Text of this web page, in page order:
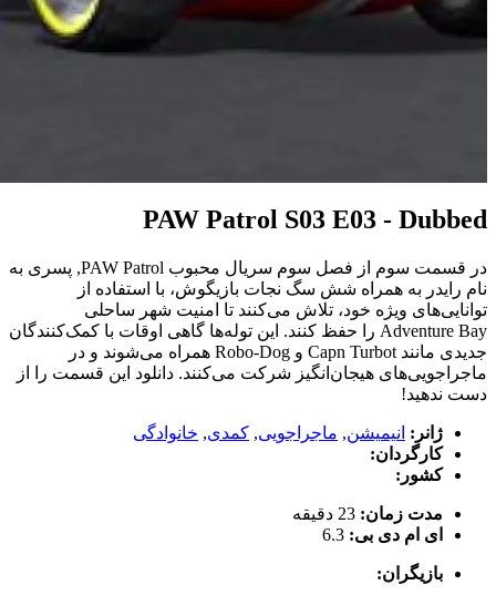
PAW Patrol S03 E03 - Dubbed
در قسمت سوم از فصل سوم سریال محبوب PAW Patrol, پسری به
نام رایدر به همراه شش سگ نجات بازیگوش، با استفاده از
توانایی‌های ویژه خود، تلاش می‌کنند تا امنیت شهر ساحلی
Adventure Bay را حفظ کنند. این توله‌ها گاهی اوقات با کمک‌کنندگان
جدیدی مانند Capn Turbot و Robo-Dog همراه می‌شوند و در
ماجراجویی‌های هیجان‌انگیز شرکت می‌کنند. دانلود این قسمت را از
دست ندهید!
ژانر: انیمیشن, ماجراجویی, کمدی, خانوادگی
کارگردان:
کشور:
مدت زمان: 23 دقیقه
ای ام دی بی: 6.3
بازیگران: